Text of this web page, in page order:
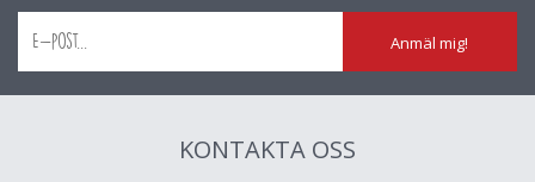
Anmäl mig!
KONTAKTA OSS